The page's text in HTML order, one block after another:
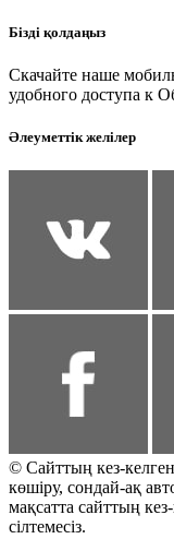
Бізді қолдаңыз
Скачайте наше
удобного доступа к
Әлеуметтік желілер
© Сайттың кез-
көшіру, сондай-ақ
мақсатта сайттың
сілтемесіз.